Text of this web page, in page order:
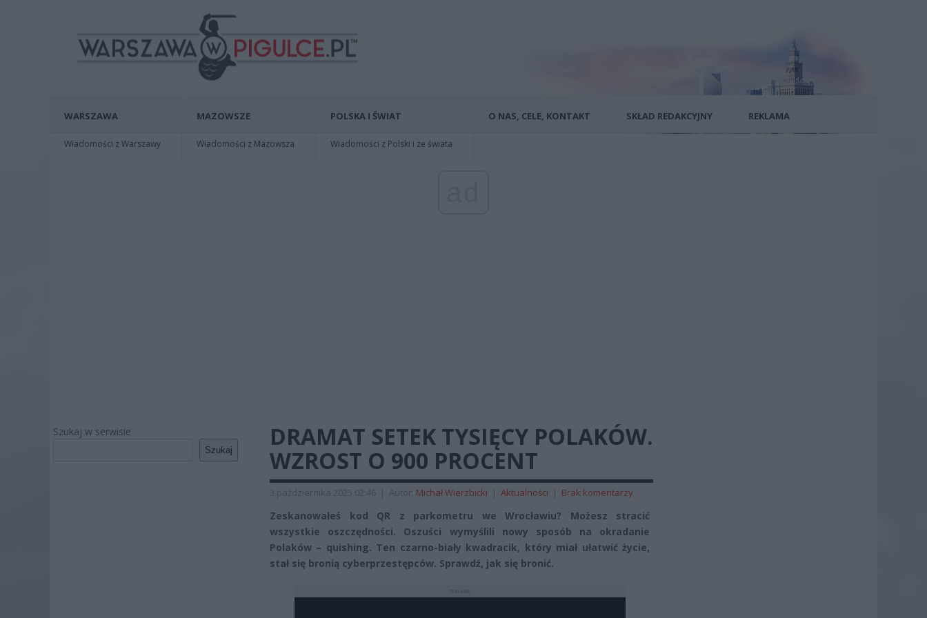
WARSZAWA
Wiadomości z Warszawy
MAZOWSZE
Wiadomości z Mazowsza
POLSKA I ŚWIAT
Wiadomości z Polski i ze świata
O NAS, CELE, KONTAKT SKŁAD REDAKCYJNY REKLAMA
Szukaj w serwisie
Szukaj
DRAMAT SETEK TYSIĘCY POLAKÓW.
WZROST O 900 PROCENT
3 października 2025 02:46 | Autor: Michał Wierzbicki | Aktualności | Brak komentarzy
Zeskanowałeś kod QR z parkometru we Wrocławiu? Możesz stracić
wszystkie oszczędności. Oszuści wymyślili nowy sposób na okradanie
Polaków – quishing. Ten czarno-biały kwadracik, który miał ułatwić życie,
stał się bronią cyberprzestępców. Sprawdź, jak się bronić.